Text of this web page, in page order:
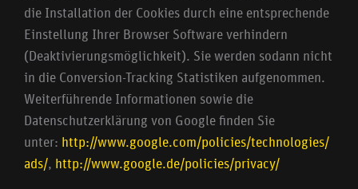
die Installation der Cookies durch eine entsprechende
Einstellung Ihrer Browser Software verhindern
(Deaktivierungsmöglichkeit). Sie werden sodann nicht
in die Conversion-Tracking Statistiken aufgenommen.
Weiterführende Informationen sowie die
Datenschutzerklärung von Google finden Sie
unter: http://www.google.com/policies/technologies/
ads/, http://www.google.de/policies/privacy/